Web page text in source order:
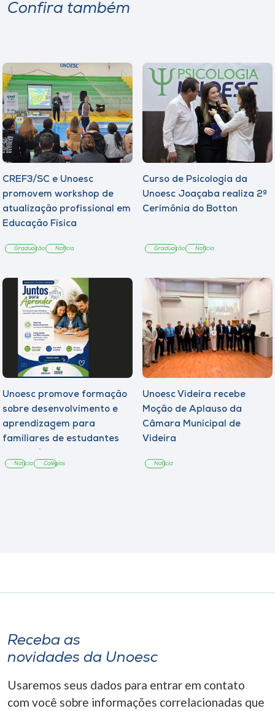
Confira também
CREF3/SC e Unoesc
promovem workshop de
atualização profissional em
Educação Física
Graduação Notícia
Curso de Psicologia da
Unoesc Joaçaba realiza 2ª
Cerimônia do Botton
Graduação Notícia
Unoesc promove formação
sobre desenvolvimento e
aprendizagem para
familiares de estudantes
Notícia Colégios
Unoesc Videira recebe
Moção de Aplauso da
Câmara Municipal de
Videira
Notícia
Receba as
novidades da Unoesc
Usaremos seus dados para entrar em contato
com você sobre informações correlacionadas que